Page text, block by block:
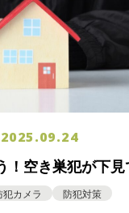
2025.09.24
！空き巣犯が下
について
犯カメラ 防犯対策